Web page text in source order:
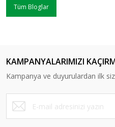
Tüm Bloglar
KAMPANYALARIMIZI
Kampanya ve duyurulardan ilk